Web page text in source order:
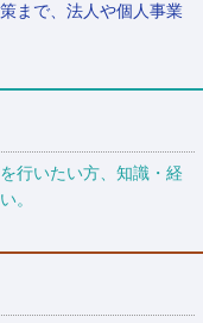
まで、法人や個人事業
行いたい方、知識・経
。